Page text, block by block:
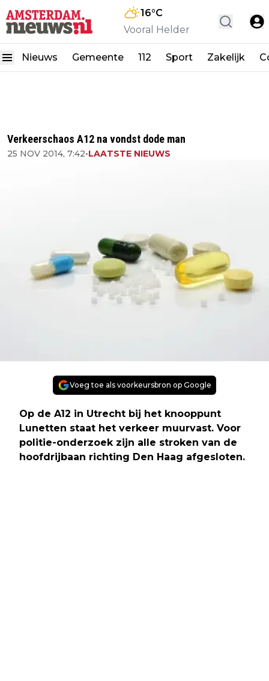
16°C
Vooral Helder
Nieuws Gemeente 112 Sport Zakelijk
Verkeerschaos A12 na vondst dode man
25 NOV 2014, 7:42•LAATSTE NIEUWS
Voeg toe als voorkeursbron op Google
Op de A12 in Utrecht bij het knooppunt
Lunetten staat het verkeer muurvast. Voor
politie-onderzoek zijn alle stroken van de
hoofdrijbaan richting Den Haag afgesloten.